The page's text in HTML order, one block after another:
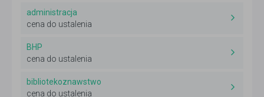
administracja
cena do ustalenia
BHP
cena do ustalenia
bibliotekoznawstwo
cena do ustalenia